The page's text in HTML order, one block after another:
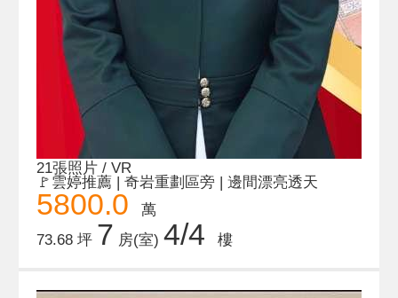
21張照片 / VR
🚩雲婷推薦 | 奇岩重劃區旁 | 邊間漂亮透天
5800.0
萬
73.68 坪 7 房(室)4/4 樓